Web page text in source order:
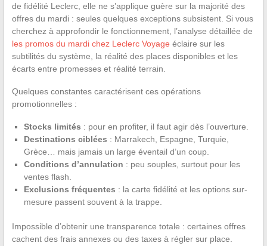
de fidélité Leclerc, elle ne s’applique guère sur la majorité des
offres du mardi : seules quelques exceptions subsistent. Si vous
cherchez à approfondir le fonctionnement, l’analyse détaillée de
les promos du mardi chez Leclerc Voyage éclaire sur les
subtilités du système, la réalité des places disponibles et les
écarts entre promesses et réalité terrain.
Quelques constantes caractérisent ces opérations
promotionnelles :
Stocks limités : pour en profiter, il faut agir dès l’ouverture.
Destinations ciblées : Marrakech, Espagne, Turquie,
Grèce… mais jamais un large éventail d’un coup.
Conditions d’annulation : peu souples, surtout pour les
ventes flash.
Exclusions fréquentes : la carte fidélité et les options sur-
mesure passent souvent à la trappe.
Impossible d’obtenir une transparence totale : certaines offres
cachent des frais annexes ou des taxes à régler sur place.